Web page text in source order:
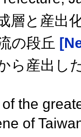
層と産出
の段丘
ら産出し
the
of